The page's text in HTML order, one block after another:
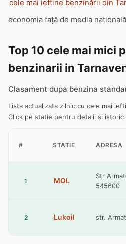
cele mai ieftine benzinării din
economia față de media
Top 10 cele mai mici
benzinarii in
Clasament dupa benzina
Lista actualizata zilnic cu cele mai
Click pe statie pentru detalii si istoric
# STATIE ADRESA
1 MOL
Str
545600
2 Lukoil str.